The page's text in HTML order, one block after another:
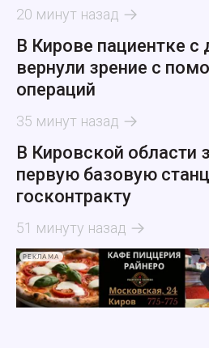
20 минут назад
В Кирове пациентке с
вернули зрение с
операций
35 минут назад
В Кировской области
первую базовую
госконтракту
51 минуту назад
РЕКЛАМА